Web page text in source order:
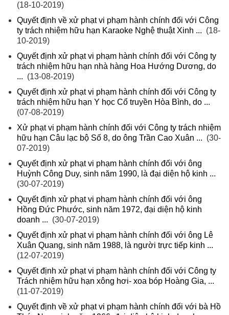
(18-10-2019)
Quyết định về xử phạt vi phạm hành chính đối với Công
ty trách nhiệm hữu hạn Karaoke Nghệ thuật Xinh ... (18-
10-2019)
Quyết định xử phạt vi phạm hành chính đối với Công ty
trách nhiệm hữu hạn nhà hàng Hoa Hướng Dương, do
... (13-08-2019)
Quyết định xử phạt vi phạm hành chính đối với Công ty
trách nhiệm hữu hạn Y học Cổ truyền Hòa Bình, do ...
(07-08-2019)
Xử phạt vi phạm hành chính đối với Công ty trách nhiệm
hữu hạn Câu lạc bộ Số 8, do ông Trần Cao Xuân ... (30-
07-2019)
Quyết định xử phạt vi phạm hành chính đối với ông
Huỳnh Công Duy, sinh năm 1990, là đại diện hộ kinh ...
(30-07-2019)
Quyết định xử phạt vi phạm hành chính đối với ông
Hồng Đức Phước, sinh năm 1972, đại diện hộ kinh
doanh ... (30-07-2019)
Quyết định xử phạt vi phạm hành chính đối với ông Lê
Xuân Quang, sinh năm 1988, là người trực tiếp kinh ...
(12-07-2019)
Quyết định xử phạt vi phạm hành chính đối với Công ty
Trách nhiệm hữu hạn xông hơi- xoa bóp Hoàng Gia, ...
(11-07-2019)
Quyết định về xử phạt vi phạm hành chính đối với bà Hồ